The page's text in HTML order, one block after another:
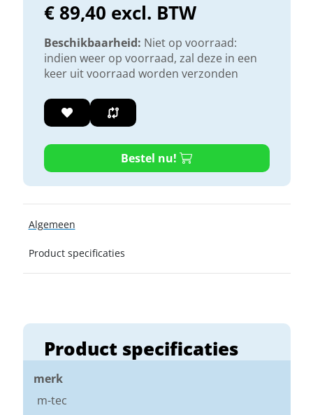
Product specificaties
merk
m-tec
€ 89,40 excl. BTW
Beschikbaarheid: Niet op voorraad:
indien weer op voorraad, zal deze in een
keer uit voorraad worden verzonden
Bestel nu!
Algemeen
Product specificaties